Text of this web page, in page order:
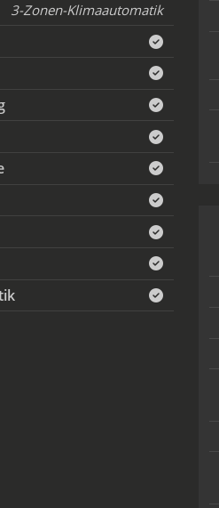
3-Zonen-Klimaautomatik